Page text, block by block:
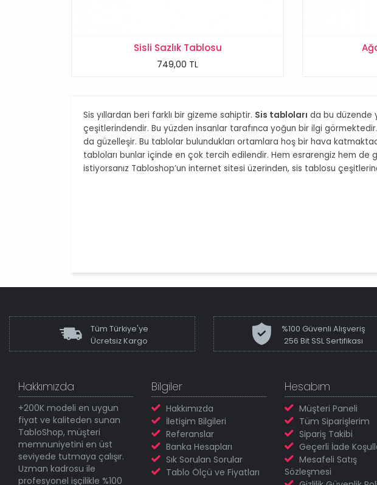
Sisli Sazlık Tablosu
749,00 TL
Sis yıllardan beri farklı bir gizeme sahiptir. Sis tabloları da bu düzende
çeşitlerindendir. Bu yüzden insanlar tarafınca yoğun bir ilgi
da güzelleşir. Bu tablolar bulundukları ortamlara hoş bir hava
tabloları bunlar içinde en çok tercih edilendir. Hem esrarengiz hem de
istiyorsanız Tabloshop’un internet sitesi üzerinden, sis tablosu
Tüm Türkiye'ye
Ücretsiz Kargo
%100 Güvenli Alışveriş
256 Bit SSL Sertifikası
Hakkımızda
+200K modeli en uygun
fiyat ve kaliteden sunan
TabloShop, müşteri
memnuniyetini en üst
seviyede tutmaya çalışır.
Uzman kadrosu ile
profesyonel işçilikle %100
Bilgiler
Hakkımızda
İletişim Bilgileri
Referanslar
Banka Hesapları
Sık Sorulan Sorular
Tablo Ölçü ve Fiyatları
Hesabım
Müşteri Paneli
Tüm Siparişlerim
Sipariş Takibi
Geçerli İade
Mesafeli Satış
Sözleşmesi